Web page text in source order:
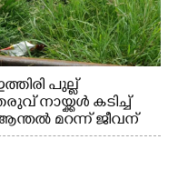
പുല്ല്
നായ്ക്കൾ കടിച്ച്
മറന്ന് ജീവന്
വാത്തുരുത്തിയിൽ